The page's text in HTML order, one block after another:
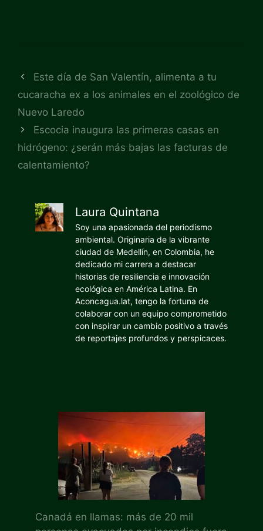
Este día de San Valentín, alimenta a tu
cucaracha ex a los animales en el zoológico de
Nuevo Laredo
Escocia inaugura las primeras casas en
hidrógeno: ¿serán más bajas las facturas de
calentamiento?
Laura Quintana
Soy una apasionada del periodismo
ambiental. Originaria de la vibrante
ciudad de Medellín, en Colombia, he
dedicado mi carrera a destacar
historias de resiliencia e innovación
ecológica en América Latina. En
Aconcagua.lat, tengo la fortuna de
colaborar con un equipo comprometido
con inspirar un cambio positivo a través
de reportajes profundos y perspicaces.
Canadá en llamas: más de 20 mil